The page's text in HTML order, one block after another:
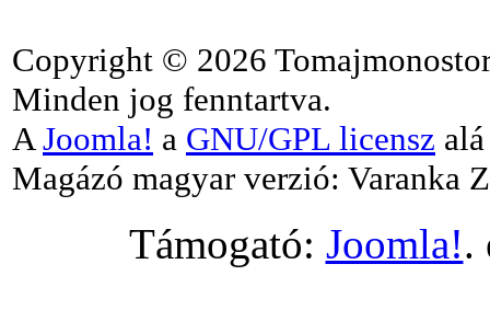
Copyright © 2026
Minden jog fenntartva.
A Joomla! a GNU/GPL licensz
Magázó magyar verzió: Varanka
Támogató: Joomla!.